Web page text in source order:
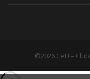
©2026 CeU –